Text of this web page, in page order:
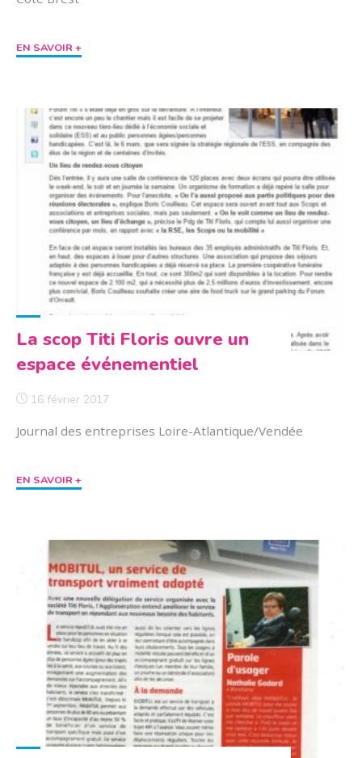
EN SAVOIR +"Faites
en
Titi
Floris"
La scop Titi Floris ouvre un
espace événementiel
16 février 2017
Journal des entreprises Loire-Atlantique/Vendée
EN SAVOIR +"La
Floris
ouvre
un
espace
événementiel"